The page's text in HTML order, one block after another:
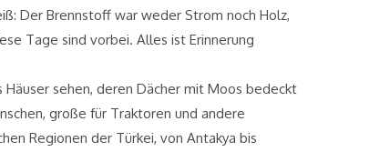
Der Brennstoff war weder Strom noch Holz,
Tage sind vorbei. Alles ist Erinnerung
sehen, deren Dächer mit Moos bedeckt
große für Traktoren und andere
Regionen der Türkei, von Antakya bis